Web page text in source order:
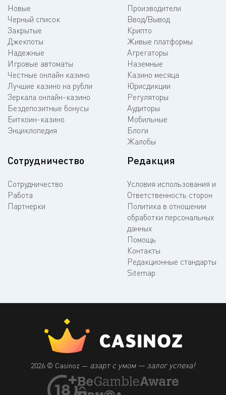
Новые
Черный список
Закрытые
Джекпоты
Надежные
Игровые автоматы
Честные онлайн казино
Лучшие казино на рубли
Зеркала онлайн-казино
Бездепозитные бонусы
Биткоин-казино
Энциклопедия
Производители
Ввод/Вывод
Крипто
Живые платформы
Агрегаторы
Наземные
Казино месяца
Юрисдикции
Регуляторы
Аудиторы
Мобильные
Блоги
Жалобы
Сотрудничество
Сотрудничество
Работа
Партнерки
Редакция
Условия использования и
Ответственность сторон
Политика в отношении
обработки персональных
данных
Помощь
Контакты
Редакционные стандарты
Sitemap
2026 © Casinoz — азарт с умом — залог успеха!